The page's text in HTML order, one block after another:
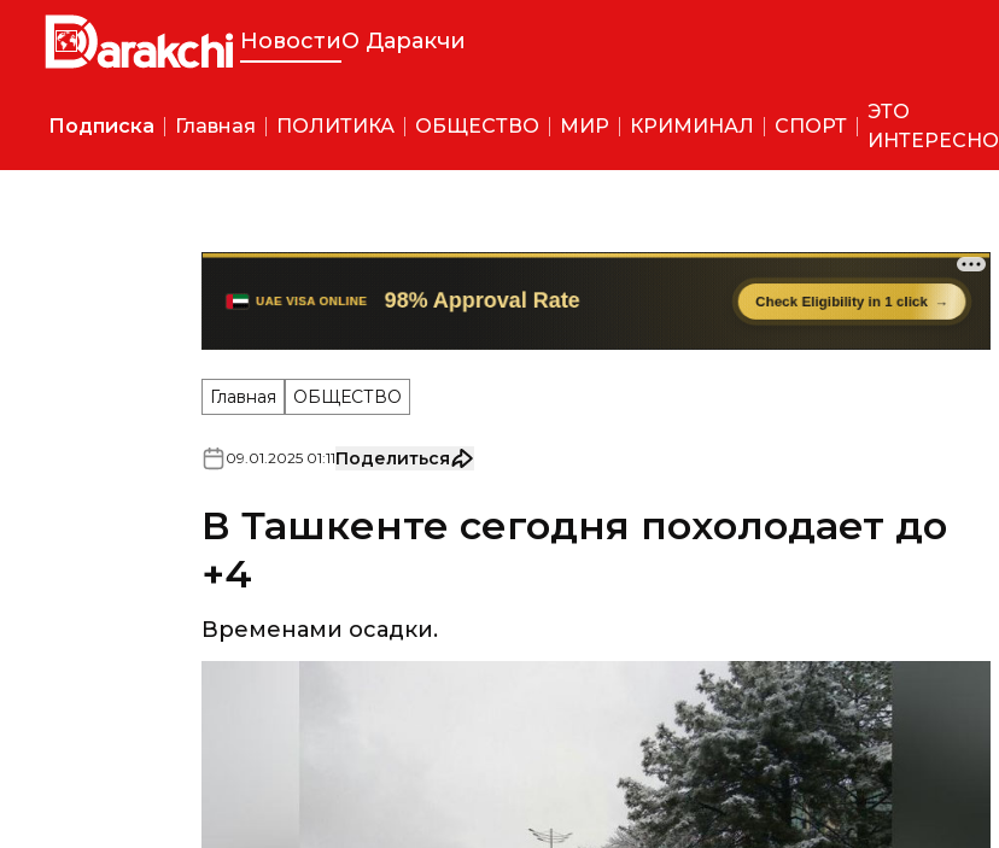
НовостиО Даракчи
Подписка Главная ПОЛИТИКА ОБЩЕСТВО МИР КРИМИНАЛ СПОРТ
ЭТО
ИНТЕРЕСНО
Главная ОБЩЕСТВО
В Ташкенте сегодня похолодает до
+4
Временами осадки.